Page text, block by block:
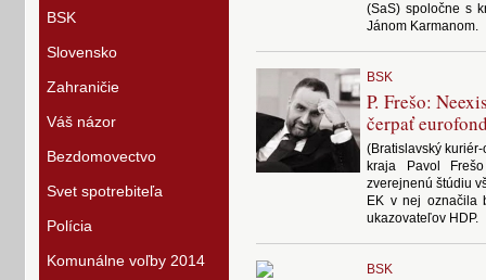
BSK
Slovensko
Zahraničie
Váš názor
Bezdomovectvo
Svet spotrebiteľa
Polícia
Komunálne voľby 2014
(SaS) spoločne s
Jánom Karmanom.
BSK
P. Frešo:
čerpať
(Bratislavský
kraja Pavol
zverejnenú štúdiu
EK v nej označila
ukazovateľov HDP.
BSK